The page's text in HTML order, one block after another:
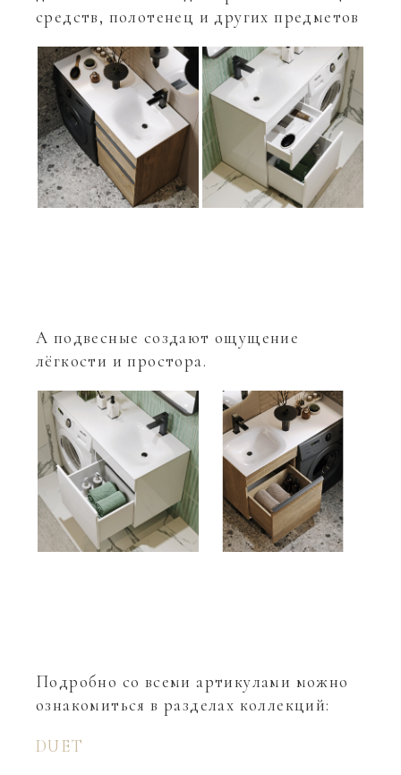
средств, полотенец и других предметов
А подвесные создают ощущение
лёгкости и простора.
Подробно со всеми артикулами можно
ознакомиться в разделах коллекций:
DUET